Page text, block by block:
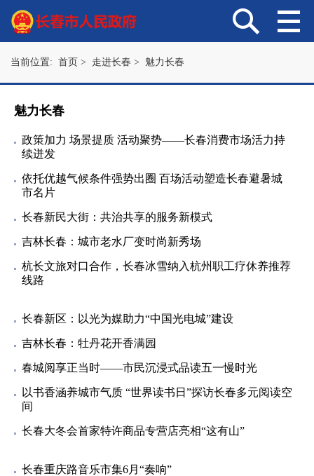
当前位置: 首页 > 走进长春 > 魅力长春
魅力长春
政策加力 场景提质 活动聚势——长春消费市场活力持
续迸发
依托优越气候条件强势出圈 百场活动塑造长春避暑城
市名片
长春新民大街：共治共享的服务新模式
吉林长春：城市老水厂变时尚新秀场
杭长文旅对口合作，长春冰雪纳入杭州职工疗休养推荐
线路
长春新区：以光为媒助力“中国光电城”建设
吉林长春：牡丹花开香满园
春城阅享正当时——市民沉浸式品读五一慢时光
以书香涵养城市气质 “世界读书日”探访长春多元阅读空
间
长春大冬会首家特许商品专营店亮相“这有山”
长春重庆路音乐市集6月“奏响”